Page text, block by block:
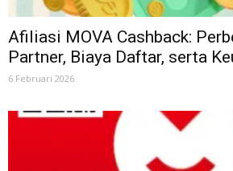
Afiliasi MOVA Cashback:
Partner, Biaya Daftar, serta
6 Februari 2026